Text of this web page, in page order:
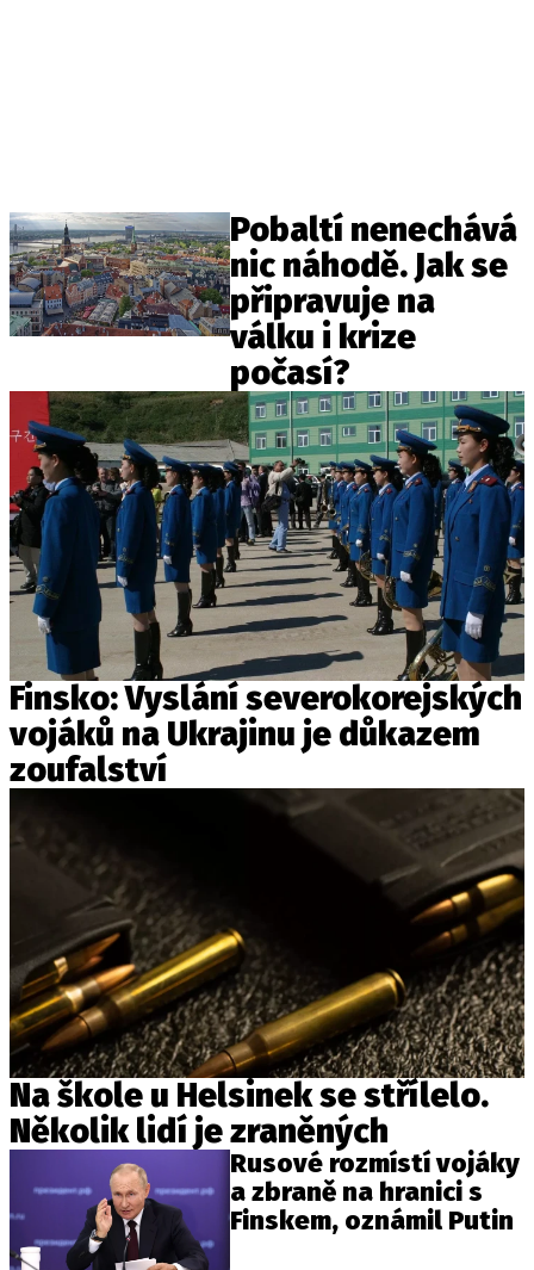
Pobaltí nenechává
nic náhodě. Jak se
připravuje na
válku i krize
počasí?
Finsko: Vyslání severokorejských
vojáků na Ukrajinu je důkazem
zoufalství
Na škole u Helsinek se střílelo.
Několik lidí je zraněných
Rusové rozmístí vojáky
a zbraně na hranici s
Finskem, oznámil Putin